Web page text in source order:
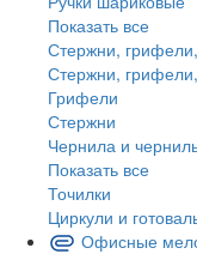
Показать все
Стержни,
Стержни,
Грифели
Стержни
Чернила и
Показать все
Точилки
Циркули и
Офисные